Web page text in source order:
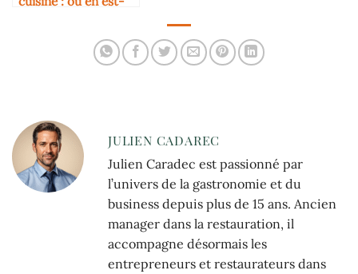
JULIEN CADAREC
Julien Caradec est passionné par
l’univers de la gastronomie et du
business depuis plus de 15 ans. Ancien
manager dans la restauration, il
accompagne désormais les
entrepreneurs et restaurateurs dans